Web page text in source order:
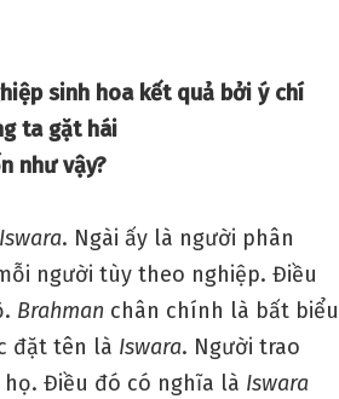
sinh hoa kết quả bởi ý chí
ta gặt hái
như vậy?
Iswara. Ngài ấy là người phân
người tùy theo nghiệp. Điều
Brahman chân chính là bất biểu
đặt tên là Iswara. Người trao
Điều đó có nghĩa là Iswara